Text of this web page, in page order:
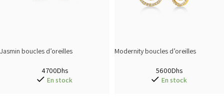
Jasmin boucles d’oreilles
4700Dhs
En stock
Modernity boucles d’oreilles
5600Dhs
En stock